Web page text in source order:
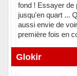
fond ! Essayer de
jusqu'en quart ...
aussi envie de
première fois en
Hors ligne
Glokir